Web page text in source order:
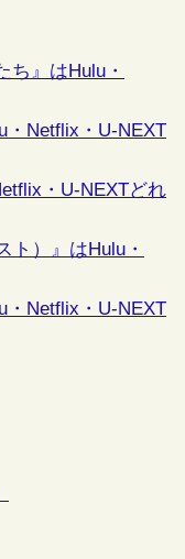
ち』はHulu・
・Netflix・U-NEXT
・U-NEXTどれ
ト）』はHulu・
・Netflix・U-NEXT